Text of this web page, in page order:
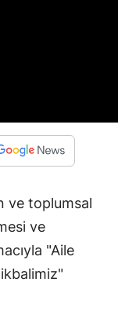
ve toplumsal
ve
"Aile